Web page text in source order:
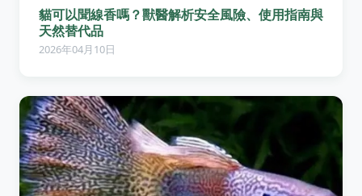
貓可以聞線香嗎？獸醫解析安全風險、使用指南與
天然替代品
2026年04月10日